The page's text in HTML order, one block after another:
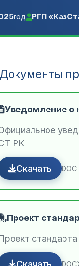
год РГП
Документы
Уведомление о
РК
Скачать DOC
Проект
Скачать